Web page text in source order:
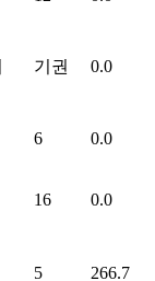
기권 0.0
6 0.0
16 0.0
5 266.7